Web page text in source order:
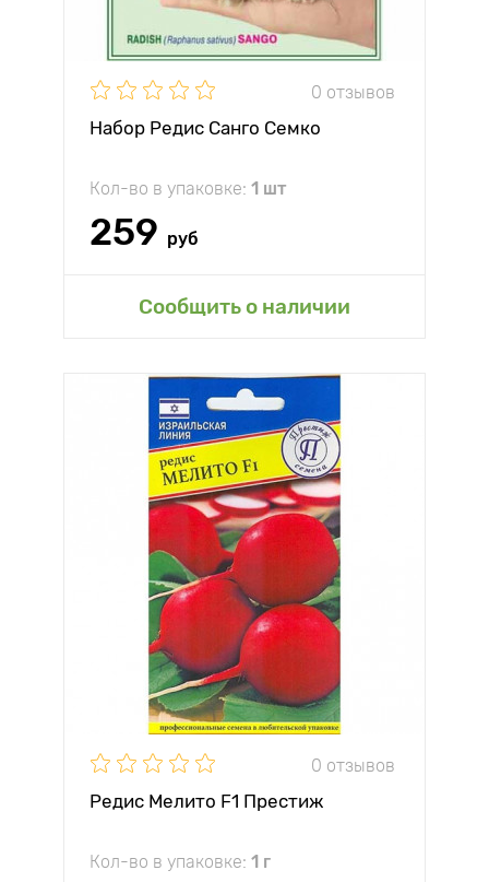
0 отзывов
Набор Редис Санго Семко
Кол-во в упаковке: 1 шт
259 руб
Сообщить о наличии
0 отзывов
Редис Мелито F1 Престиж
Кол-во в упаковке: 1 г